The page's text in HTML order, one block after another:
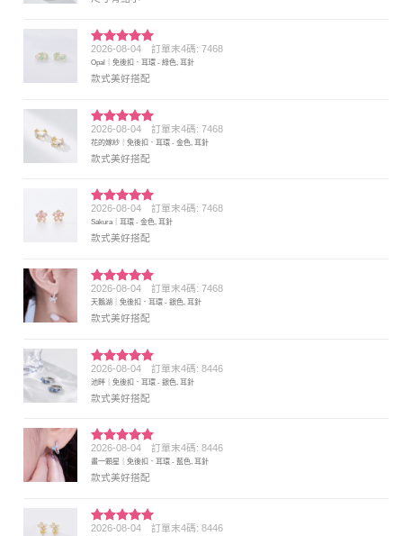
評分5 滿
分 5
2026-08-04 訂單末4碼: 7468
Opal｜免後扣．耳環 - 綠色, 耳針
款式美好搭配
評分5滿
分 5
2026-08-04 訂單末4碼: 7468
花的嫁紗｜免後扣．耳環 - 金色, 耳針
款式美好搭配
評分5 滿
分 5
2026-08-04 訂單末4碼: 7468
Sakura｜耳環 - 金色, 耳針
款式美好搭配
評分5 滿
分 5
2026-08-04 訂單末4碼: 7468
天鵝湖｜免後扣．耳環 - 銀色, 耳針
款式美好搭配
評分5滿
分 5
2026-08-04 訂單末4碼: 8446
池畔｜免後扣．耳環 - 銀色, 耳針
款式美好搭配
評分5 滿
分 5
2026-08-04 訂單末4碼: 8446
畫一顆星｜免後扣．耳環 - 藍色, 耳針
款式美好搭配
評分5 滿
2026-08-04 訂單末4碼: 8446